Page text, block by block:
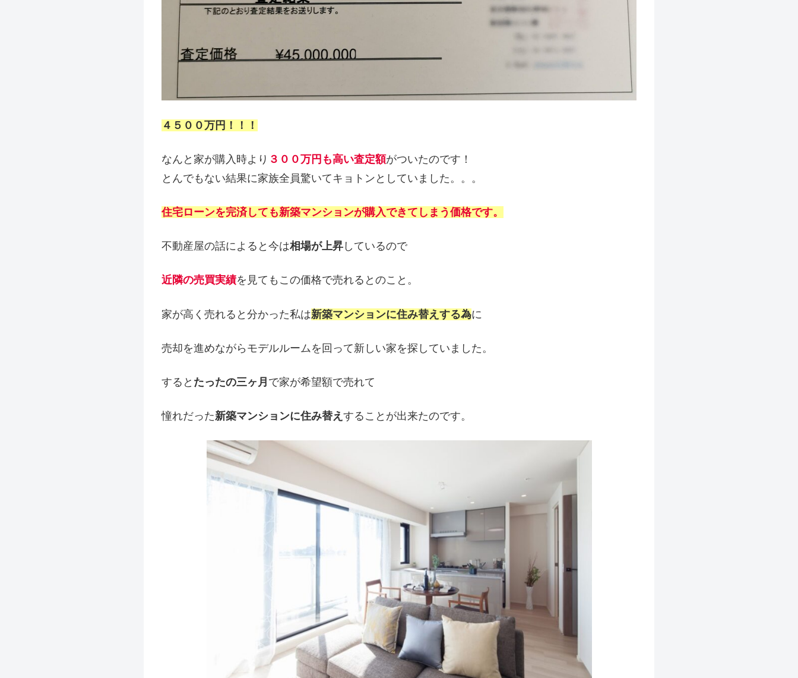
４５００万円！！！
なんと家が購入時より ３００万円も高い査定額がついたのです！
とんでもない結果に家族全員驚いてキョトンとしていました。。。
住宅ローンを完済しても新築マンションが購入できてしまう価格です。
不動産屋の話によると今は相場が上昇 しているので
近隣の売買実績を見てもこの価格で売れるとのこと。
家が高く売れると分かった私は新築マンションに住み替えする為に
売却を進めながらモデルルームを回って新しい家を探していました。
すると たったの三ヶ月 で家が希望額で売れて
憧れだった新築マンションに住み替え することが出来たのです。